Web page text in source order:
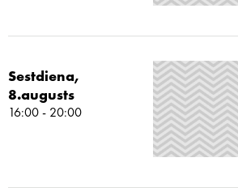
Sestdiena,
8.augusts
16:00 - 20:00